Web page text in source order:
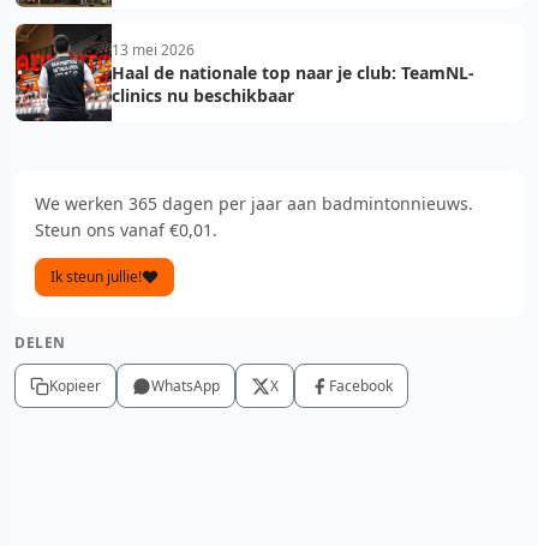
13 mei 2026
Haal de nationale top naar je club: TeamNL-
clinics nu beschikbaar
We werken 365 dagen per jaar aan badmintonnieuws.
Steun ons vanaf €0,01.
Ik steun jullie!
DELEN
Kopieer WhatsApp X Facebook